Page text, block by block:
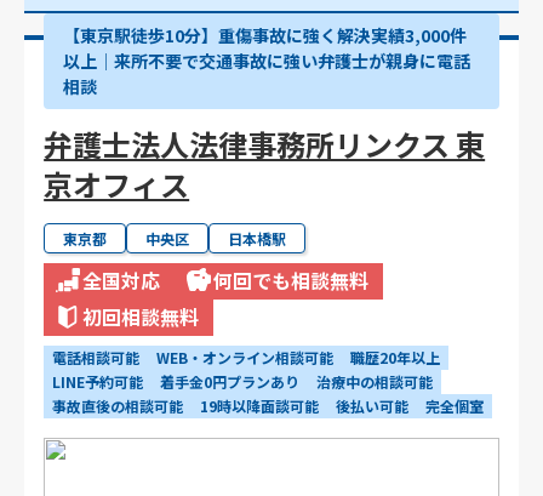
【東京駅徒歩10分】重傷事故に強く解決実績3,000件
以上│来所不要で交通事故に強い弁護士が親身に電話
相談
弁護士法人法律事務所リンクス 東
京オフィス
東京都 中央区 日本橋駅
全国対応
何回でも相談無料
初回相談無料
電話相談可能 WEB・オンライン相談可能
職歴20年以上
LINE予約可能
着手金0円プランあり
治療中の相談可能
事故直後の相談可能
19時以降面談可能 後払い可能 完全個室